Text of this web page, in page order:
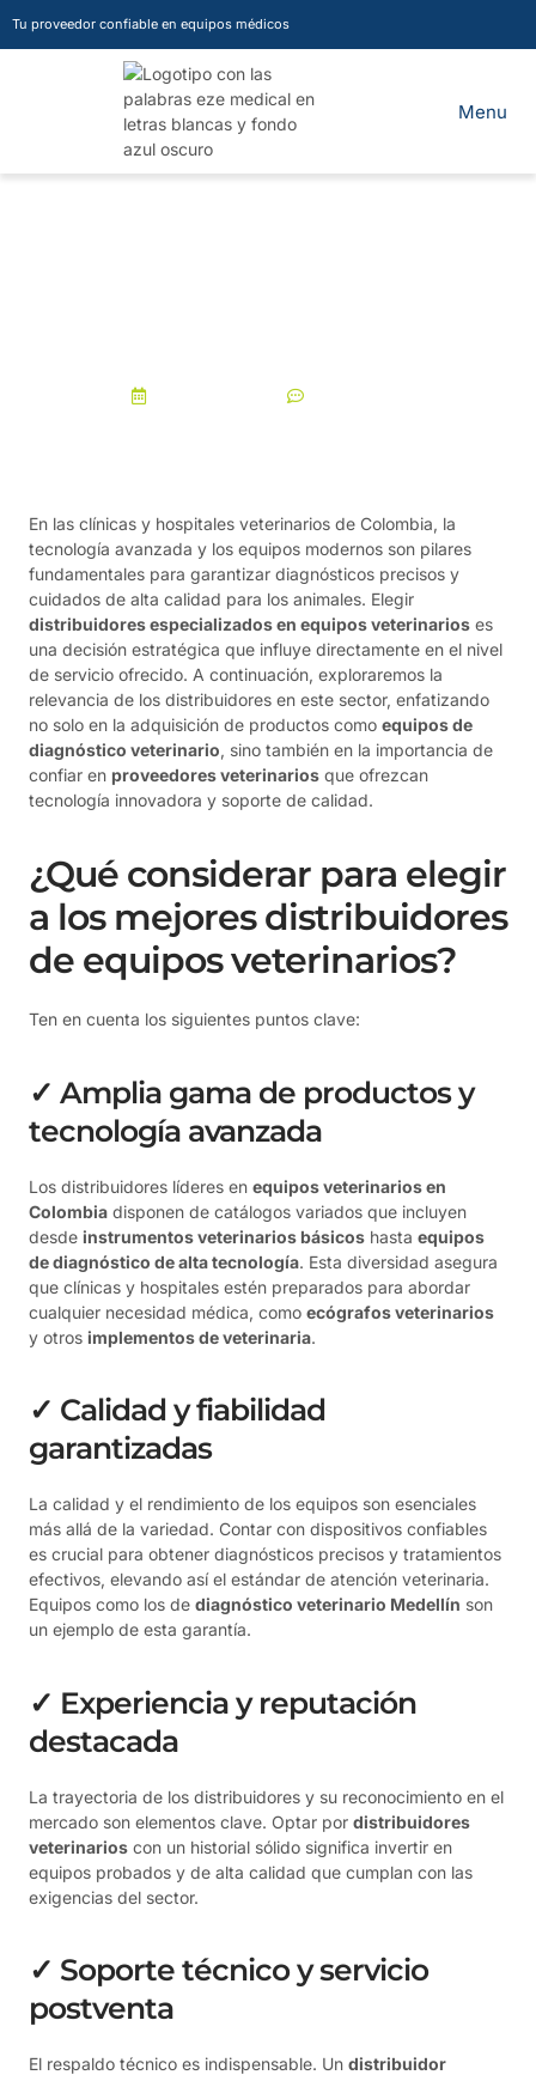
Tu proveedor confiable en equipos médicos
En las clínicas y hospitales veterinarios de Colombia, la
tecnología avanzada y los equipos modernos son pilares
fundamentales para garantizar diagnósticos precisos y
cuidados de alta calidad para los animales. Elegir
distribuidores especializados en equipos veterinarios es
una decisión estratégica que influye directamente en el nivel
de servicio ofrecido. A continuación, exploraremos la
relevancia de los distribuidores en este sector, enfatizando
no solo en la adquisición de productos como equipos de
diagnóstico veterinario, sino también en la importancia de
confiar en proveedores veterinarios que ofrezcan
tecnología innovadora y soporte de calidad.
¿Qué considerar para elegir
a los mejores distribuidores
de equipos veterinarios?
Ten en cuenta los siguientes puntos clave:
✓ Amplia gama de productos y
tecnología avanzada
Los distribuidores líderes en equipos veterinarios en
Colombia disponen de catálogos variados que incluyen
desde instrumentos veterinarios básicos hasta equipos
de diagnóstico de alta tecnología. Esta diversidad asegura
que clínicas y hospitales estén preparados para abordar
cualquier necesidad médica, como ecógrafos veterinarios
y otros implementos de veterinaria.
✓ Calidad y fiabilidad
garantizadas
La calidad y el rendimiento de los equipos son esenciales
más allá de la variedad. Contar con dispositivos confiables
es crucial para obtener diagnósticos precisos y tratamientos
efectivos, elevando así el estándar de atención veterinaria.
Equipos como los de diagnóstico veterinario Medellín son
un ejemplo de esta garantía.
✓ Experiencia y reputación
destacada
La trayectoria de los distribuidores y su reconocimiento en el
mercado son elementos clave. Optar por distribuidores
veterinarios con un historial sólido significa invertir en
equipos probados y de alta calidad que cumplan con las
exigencias del sector.
✓ Soporte técnico y servicio
postventa
El respaldo técnico es indispensable. Un distribuidor